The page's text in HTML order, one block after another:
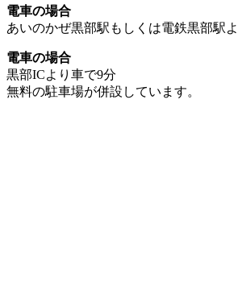
電車の場合
あいのかぜ黒部駅もしくは電鉄黒部駅
電車の場合
黒部ICより車で9分
無料の駐車場が併設しています。